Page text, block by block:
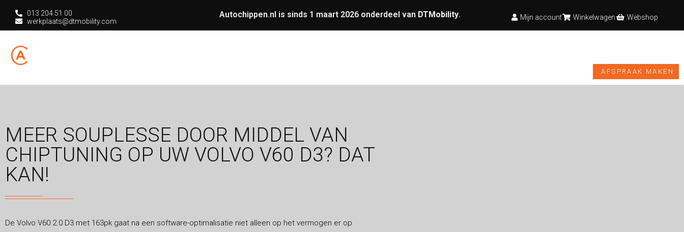
013 204 51 00
werkplaats@dtmobility.com
Autochippen.nl is sinds 1 maart 2026 onderdeel van DTMobility. Mijn account Winkelwagen Webshop
AFSPRAAK MAKEN
MEER SOUPLESSE DOOR MIDDEL VAN
CHIPTUNING OP UW VOLVO V60 D3? DAT
KAN!
De Volvo V60 2.0 D3 met 163pk gaat na een software-optimalisatie niet alleen op het vermogen er op